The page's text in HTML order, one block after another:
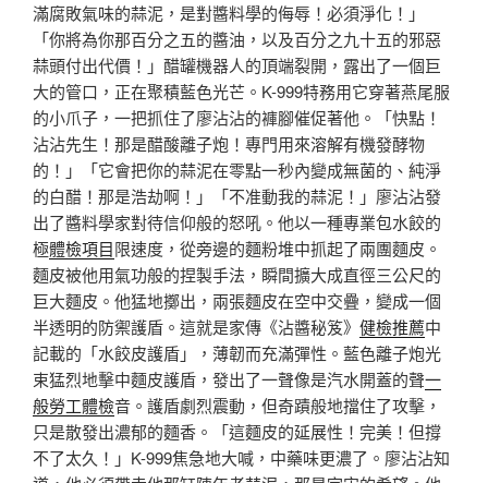
滿腐敗氣味的蒜泥，是對醬料學的侮辱！必須淨化！」
「你將為你那百分之五的醬油，以及百分之九十五的邪惡
蒜頭付出代價！」醋罐機器人的頂端裂開，露出了一個巨
大的管口，正在聚積藍色光芒。K-999特務用它穿著燕尾服
的小爪子，一把抓住了廖沾沾的褲腳催促著他。「快點！
沾沾先生！那是醋酸離子炮！專門用來溶解有機發酵物
的！」「它會把你的蒜泥在零點一秒內變成無菌的、純淨
的白醋！那是浩劫啊！」「不准動我的蒜泥！」廖沾沾發
出了醬料學家對待信仰般的怒吼。他以一種專業包水餃的
極體檢項目限速度，從旁邊的麵粉堆中抓起了兩團麵皮。
麵皮被他用氣功般的捏製手法，瞬間擴大成直徑三公尺的
巨大麵皮。他猛地擲出，兩張麵皮在空中交疊，變成一個
半透明的防禦護盾。這就是家傳《沾醬秘笈》 健檢推薦中
記載的「水餃皮護盾」，薄韌而充滿彈性。藍色離子炮光
束猛烈地擊中麵皮護盾，發出了一聲像是汽水開蓋的聲一
般勞工體檢音。護盾劇烈震動，但奇蹟般地擋住了攻擊，
只是散發出濃郁的麵香。「這麵皮的延展性！完美！但撐
不了太久！」K-999焦急地大喊，中藥味更濃了。廖沾沾知